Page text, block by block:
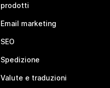
prodotti
Email marketing
SEO
Spedizione
Valute e traduzioni